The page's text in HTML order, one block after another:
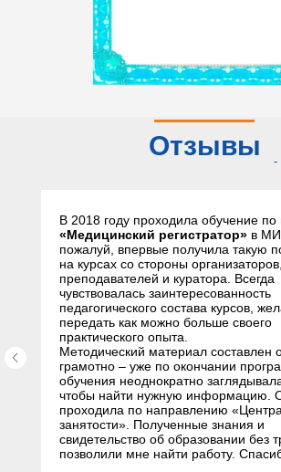
Отзывы
В 2018 году проходила обучение
«Медицинский регистратор» в
пожалуй, впервые получила такую
на курсах со стороны организаторов,
преподавателей и куратора. Всегда
чувствовалась заинтересованность
педагогического состава курсов,
передать как можно больше своего
практического опыта.
Методический материал составлен
грамотно – уже по окончании
обучения неоднократно
чтобы найти нужную информацию.
проходила по направлению
занятости». Полученные знания и
свидетельство об образовании без
позволили мне найти работу.